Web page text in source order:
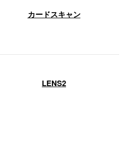
カードスキャン
LENS2